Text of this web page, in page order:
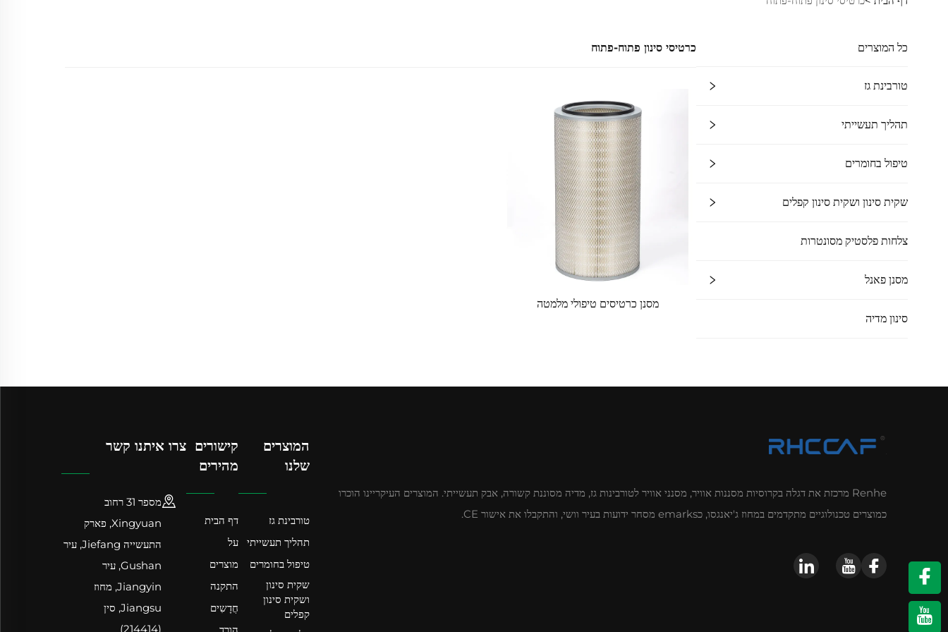
כל המוצרים
טורבינת גז
תהליך תעשייתי
טיפול בחומרים
שקית סינון ושקית סינון קפלים
צלחות פלסטיק מסונטרות
מסנן פאנל
סינון מדיה
כרטיסי סינון פתוח-פתוח
מסנן כרטיסים טיפולי מלמטה
Renhe מרכזת את דגלה בקרוסיות מסננות אוויר, מסנני אוויר לטורבינות גז, מדיה מסוננת קשורה, אבק תעשייתי. המוצרים העיקריינו הוכרו
כמוצרים טכנולוגיים מתקדמים במחוז ג'יאנגסו, כemarks מסחר ידועות בעיר וושי, והתקבלו את אישור CE.
המוצרים
שלנו
טורבינת גז
תהליך תעשייתי
טיפול בחומרים
שקית סינון
ושקית סינון
קפלים
קישורים
מהירים
דף הבית
על
מוצרים
התקנה
חֲדָשִים
צרו איתנו קשר
מספר 31 רחוב
Xingyuan, פארק
התעשייה Jiefang, עיר
Gushan, עיר
Jiangyin, מחוז
Jiangsu, סין
(214414)